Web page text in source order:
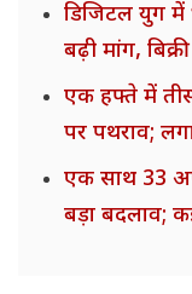
डिजिटल युग में
बढ़ी मांग,
एक हफ्ते में
पर पथराव;
एक साथ 33
बड़ा बदलाव;